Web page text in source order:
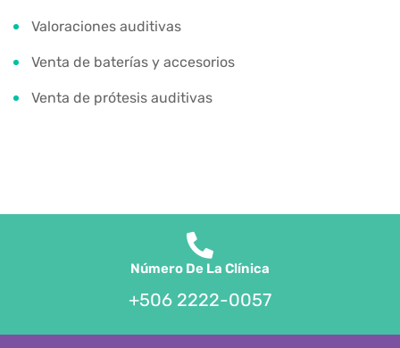
Valoraciones auditivas
Venta de baterías y accesorios
Venta de prótesis auditivas
Número De La Clínica
+506 2222-0057